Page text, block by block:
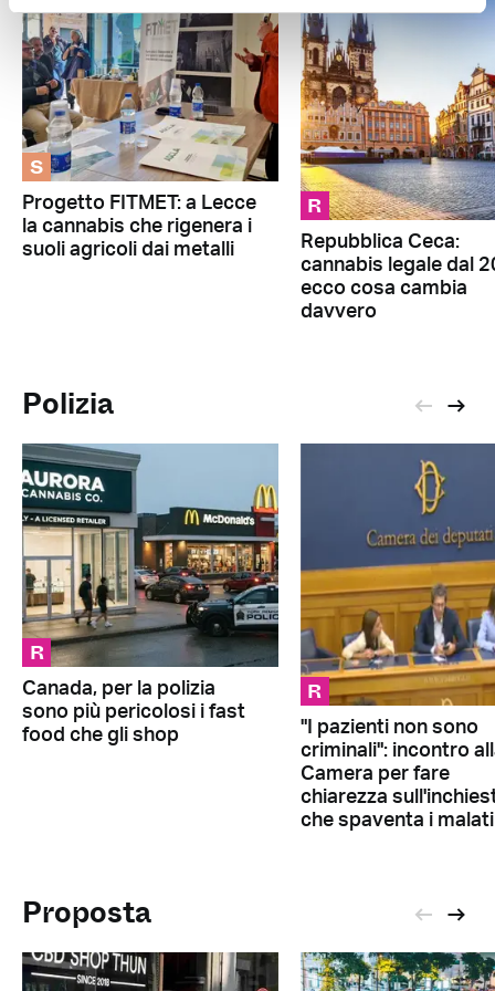
S
Progetto FITMET: a Lecce
la cannabis che rigenera i
suoli agricoli dai metalli
R
Repubblica Ceca:
cannabis legale dal
ecco cosa cambia
davvero
Polizia
R
Canada, per la polizia
sono più pericolosi i fast
food che gli shop
R
"I pazienti non sono
criminali": incontro
Camera per fare
chiarezza
che spaventa i malati
Proposta